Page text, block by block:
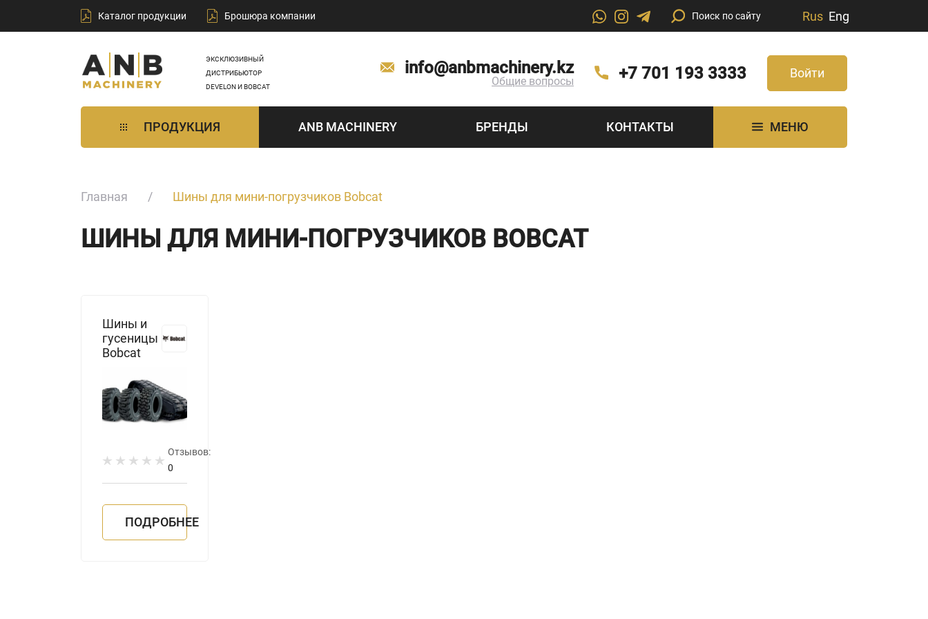
Каталог продукции Брошюра компании Rus Eng
ЭКСКЛЮЗИВНЫЙ
ДИСТРИБЬЮТОР
DEVELON И BOBCAT
info@anbmachinery.kz
Общие вопросы +7 701 193 3333 Войти
ПРОДУКЦИЯ ANB MACHINERY БРЕНДЫ КОНТАКТЫ МЕНЮ
Главная Шины для мини-погрузчиков Bobcat
ШИНЫ ДЛЯ МИНИ-ПОГРУЗЧИКОВ BOBCAT
Шины и
гусеницы
Bobcat
Отзывов:
0
ПОДРОБНЕЕ